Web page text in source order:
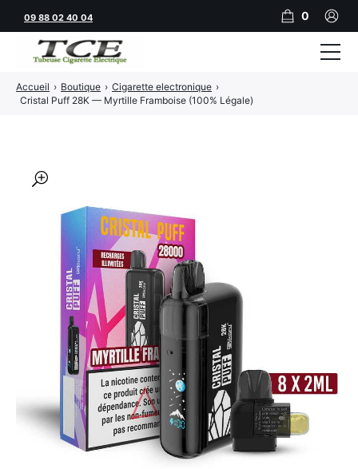
🔍
Accueil › Boutique › Cigarette electronique ›
Cristal Puff 28K — Myrtille Framboise (100% Légale)
09 88 02 40 04 0
Tubeuses
JNR
Adalya
Al Fakher
Cristal Puff
SoGood
Nouveautés